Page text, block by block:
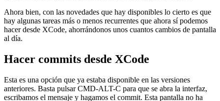
Ahora bien, con las novedades que hay disponibles lo cierto es que
hay algunas tareas más o menos recurrentes que ahora sí podemos
hacer desde XCode, ahorrándonos unos cuantos cambios de pantalla
al día.
Hacer commits desde XCode
Esta es una opción que ya estaba disponible en las versiones
anteriores. Basta pulsar CMD-ALT-C para que se abra la interfaz,
escribamos el mensaje y hagamos el commit. Esta pantalla no ha